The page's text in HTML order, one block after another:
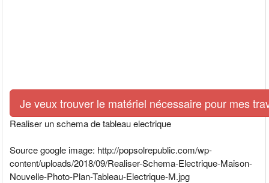
Je veux trouver le matériel nécessaire pour mes
Realiser un schema de tableau electrique
Source google image: http://popsolrepublic.com/wp-
content/uploads/2018/09/Realiser-Schema-Electrique-Maison-
Nouvelle-Photo-Plan-Tableau-Electrique-M.jpg